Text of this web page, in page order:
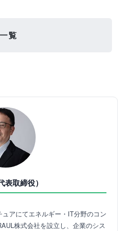
覧
取締役）
アにてエネルギー・IT分野のコン
株式会社を設立し、企業のシス